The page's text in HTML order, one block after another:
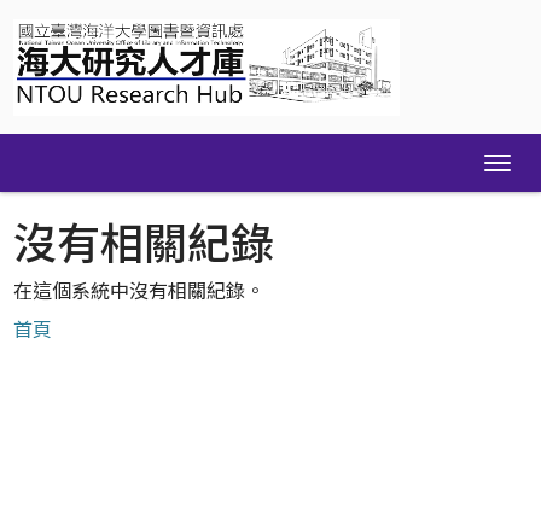
navigation
沒有相關紀錄
在這個系統中沒有相關紀錄。
首頁